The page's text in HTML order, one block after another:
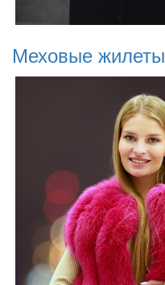
Меховые жилеты